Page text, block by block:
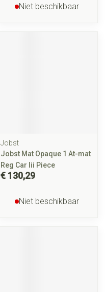
Niet beschikbaar
Jobst
Jobst Mat Opaque 1 At-mat
Reg Car Iii Piece
€ 130,29
Niet beschikbaar